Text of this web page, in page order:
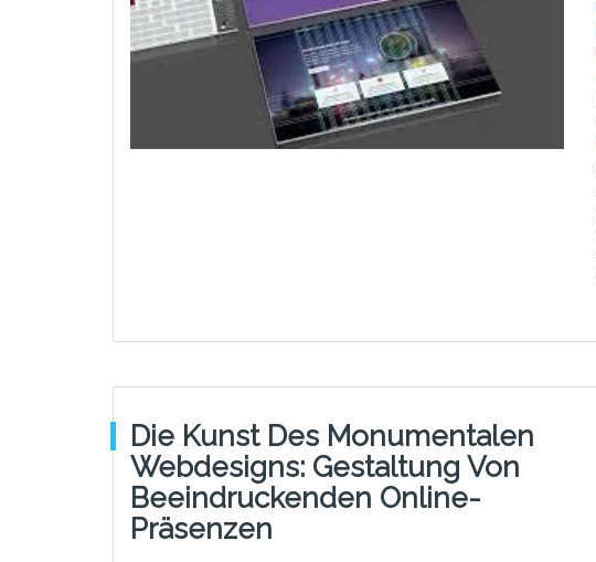
Die Kunst Des Monumentalen
Webdesigns: Gestaltung Von
Beeindruckenden Online-
Präsenzen